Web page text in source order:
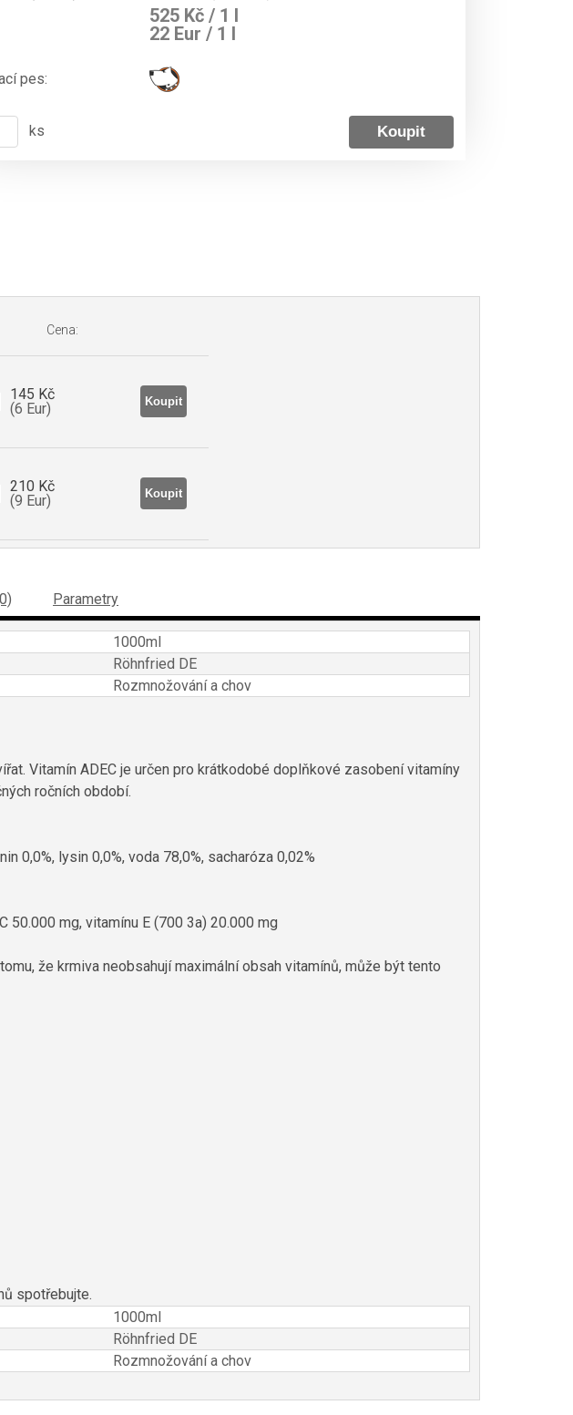
525 Kč / 1 l
22 Eur / 1 l
pes:
ks
Cena:
145 Kč
(6 Eur)
210 Kč
(9 Eur)
Parametry
1000ml
Röhnfried DE
Rozmnožování a chov
Vitamín ADEC je určen pro krátkodobé doplňkové zasobení vitamíny
ročních období.
0,0%, lysin 0,0%, voda 78,0%, sacharóza 0,02%
50.000 mg, vitamínu E (700 3a) 20.000 mg
že krmiva neobsahují maximální obsah vitamínů, může být tento
spotřebujte.
1000ml
Röhnfried DE
Rozmnožování a chov